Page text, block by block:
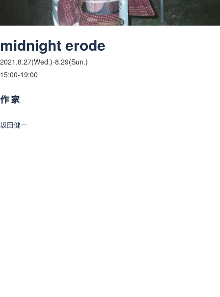
midnight erode
2021.8.27(Wed.)-8.29(Sun.)
15:00-19:00
作家
坂田健一